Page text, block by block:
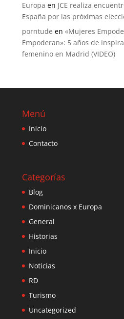
Europa en JCE realiza
España por las próximas
porntude en «Mujeres
Empoderan»: 5 años de
femenino en Madrid (VIDEO)
Menú
Inicio
Contacto
Categorías
Blog
Dominicanos x Europa
General
Historias
Inicio
Noticias
RD
Turismo
Uncategorized